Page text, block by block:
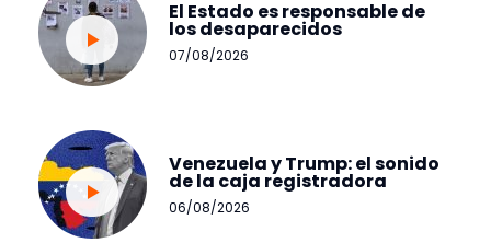
El Estado es responsable de
los desaparecidos
07/08/2026
Venezuela y Trump: el sonido
de la caja registradora
06/08/2026